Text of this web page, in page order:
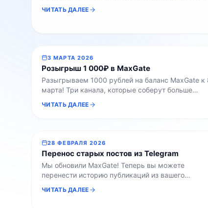
государств Азии, Африки, Ближнего Востока и
Поддерживаются SIM-карты операторов
Вьетнама, Индонезии, ОАЭ, Таиланда,
Туркменистана, Турции, Кубы, Ирака, Венесуэлы
и других стран.Обратите […]
ЧИТАТЬ ДАЛЕЕ
3 МАРТА 2026
Розыгрыш 1 000₽ в MaxGate
Разыгрываем 1000 рублей на баланс MaxGate к
марта! Три канала, которые соберут больше
разделят призовой фонд. Механика конкурса
оставить эмодзи-реакцию. Это удобный способ
контент. Чтобы участвовать, ваш канал должен
быть […]
ЧИТАТЬ ДАЛЕЕ
28 ФЕВРАЛЯ 2026
Перенос старых постов из Telegram
Мы обновили MaxGate! Теперь вы можете
перенести историю публикаций из вашего
поможет сохранить архив материалов и сделать
ЧИТАТЬ ДАЛЕЕ